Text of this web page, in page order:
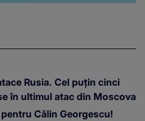
Rusia. Cel puțin cinci
în ultimul atac din Moscova
pentru Călin Georgescu!